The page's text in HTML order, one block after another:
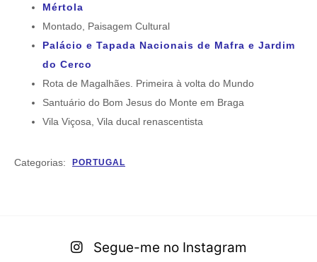
Mértola
Montado, Paisagem Cultural
Palácio e Tapada Nacionais de Mafra e Jardim
do Cerco
Rota de Magalhães. Primeira à volta do Mundo
Santuário do Bom Jesus do Monte em Braga
Vila Viçosa, Vila ducal renascentista
Categorias: PORTUGAL
Segue-me no Instagram